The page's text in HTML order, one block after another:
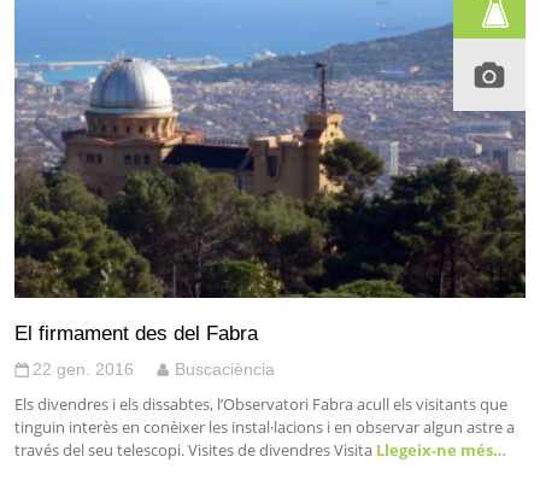
El firmament des del Fabra
22 gen. 2016 Buscaciència
Els divendres i els dissabtes, l’Observatori Fabra acull els visitants que
tinguin interès en conèixer les instal·lacions i en observar algun astre a
través del seu telescopi. Visites de divendres Visita Llegeix-ne més…